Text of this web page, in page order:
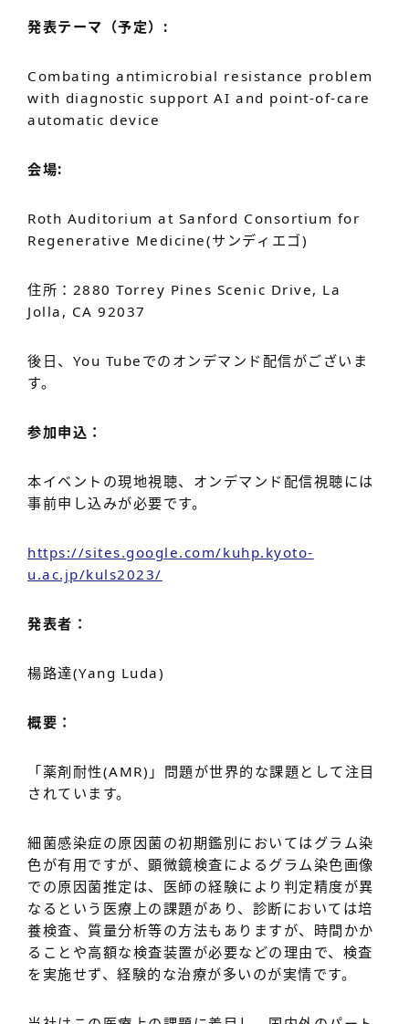
発表テーマ（予定）:
Combating antimicrobial resistance problem
with diagnostic support AI and point-of-care
automatic device
会場:
Roth Auditorium at Sanford Consortium for
Regenerative Medicine(サンディエゴ)
住所：2880 Torrey Pines Scenic Drive, La
Jolla, CA 92037
後日、You Tubeでのオンデマンド配信がございま
す。
参加申込：
本イベントの現地視聴、オンデマンド配信視聴には
事前申し込みが必要です。
https://sites.google.com/kuhp.kyoto-
u.ac.jp/kuls2023/
発表者：
楊路達(Yang Luda)
概要：
「薬剤耐性(AMR)」問題が世界的な課題として注目
されています。
細菌感染症の原因菌の初期鑑別においてはグラム染
色が有用ですが、顕微鏡検査によるグラム染色画像
での原因菌推定は、医師の経験により判定精度が異
なるという医療上の課題があり、診断においては培
養検査、質量分析等の方法もありますが、時間かか
ることや高額な検査装置が必要などの理由で、検査
を実施せず、経験的な治療が多いのが実情です。